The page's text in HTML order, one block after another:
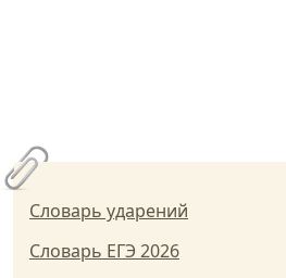
Словарь ударений
Словарь ЕГЭ 2026